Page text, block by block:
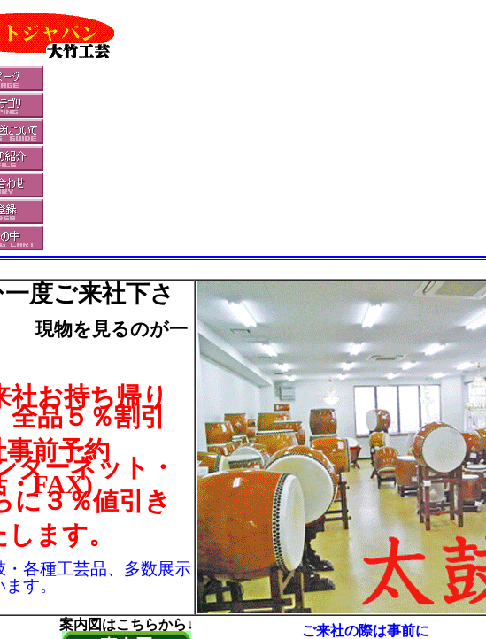
度ご来社下さ
を見るのが一
社お持ち帰り
５％割引
事前予約
ターネット・
・FAX)
に３％値引き
ます。
・各種工芸品、多数展示
す。
案内図はこちらから↓
ご来社の際は事前に